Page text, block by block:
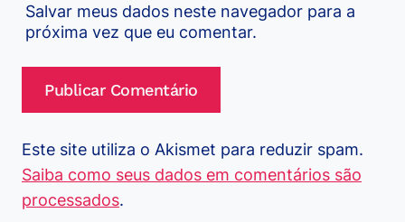
Salvar meus dados neste navegador para a
próxima vez que eu comentar.
Este site utiliza o Akismet para reduzir spam.
Saiba como seus dados em comentários são
processados.